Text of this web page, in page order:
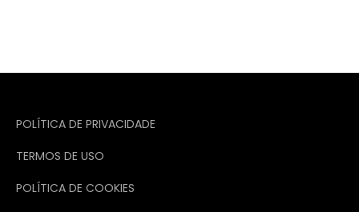
POLÍTICA DE PRIVACIDADE
TERMOS DE USO
POLÍTICA DE COOKIES